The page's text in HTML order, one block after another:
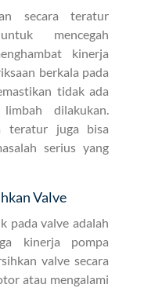
secara teratur
mencegah
kinerja
berkala pada
tidak ada
dilakukan.
teratur juga bisa
serius yang
Valve
pada valve adalah
kinerja pompa
valve secara
atau mengalami